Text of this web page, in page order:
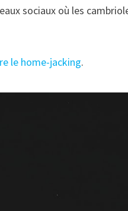
sociaux où les
le home-jacking.